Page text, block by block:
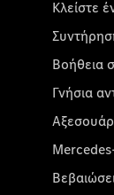
Κλείστε
Βοήθεια
Γνήσια
Αξεσουάρ